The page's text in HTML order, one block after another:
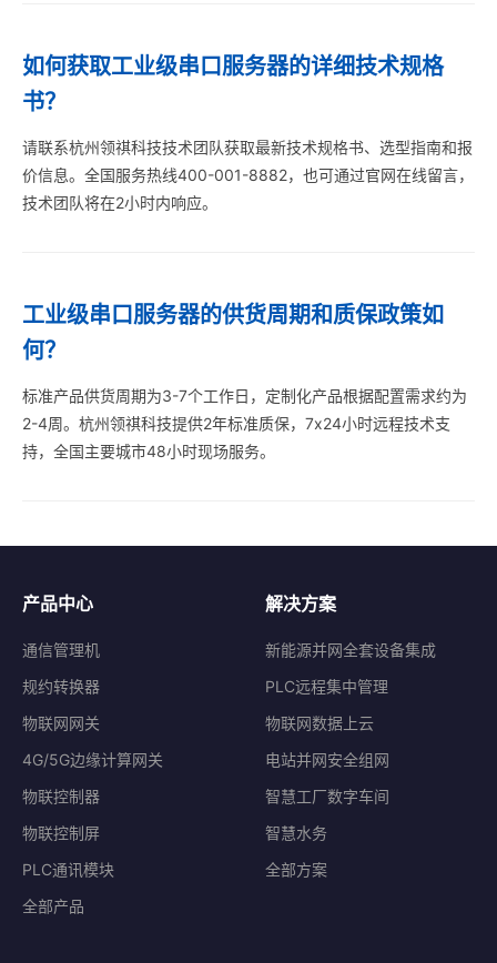
如何获取工业级串口服务器的详细技术规格
书？
请联系杭州领祺科技技术团队获取最新技术规格书、选型指南和报
价信息。全国服务热线400-001-8882，也可通过官网在线留言，
技术团队将在2小时内响应。
工业级串口服务器的供货周期和质保政策如
何？
标准产品供货周期为3-7个工作日，定制化产品根据配置需求约为
2-4周。杭州领祺科技提供2年标准质保，7x24小时远程技术支
持，全国主要城市48小时现场服务。
产品中心
通信管理机
规约转换器
物联网网关
4G/5G边缘计算网关
物联控制器
物联控制屏
PLC通讯模块
全部产品
解决方案
新能源并网全套设备集成
PLC远程集中管理
物联网数据上云
电站并网安全组网
智慧工厂数字车间
智慧水务
全部方案